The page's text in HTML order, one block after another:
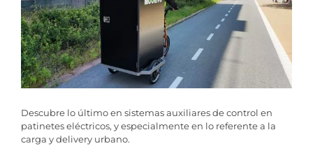
Descubre lo último en sistemas auxiliares de control en
patinetes eléctricos, y especialmente en lo referente a la
carga y delivery urbano.